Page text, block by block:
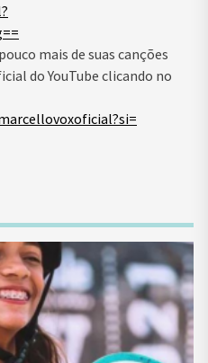
mais de suas canções
do YouTube clicando no